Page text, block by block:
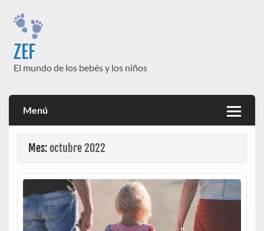
contenido
ZEF
El mundo de los bebés y los niños
Menú
Mes:octubre 2022